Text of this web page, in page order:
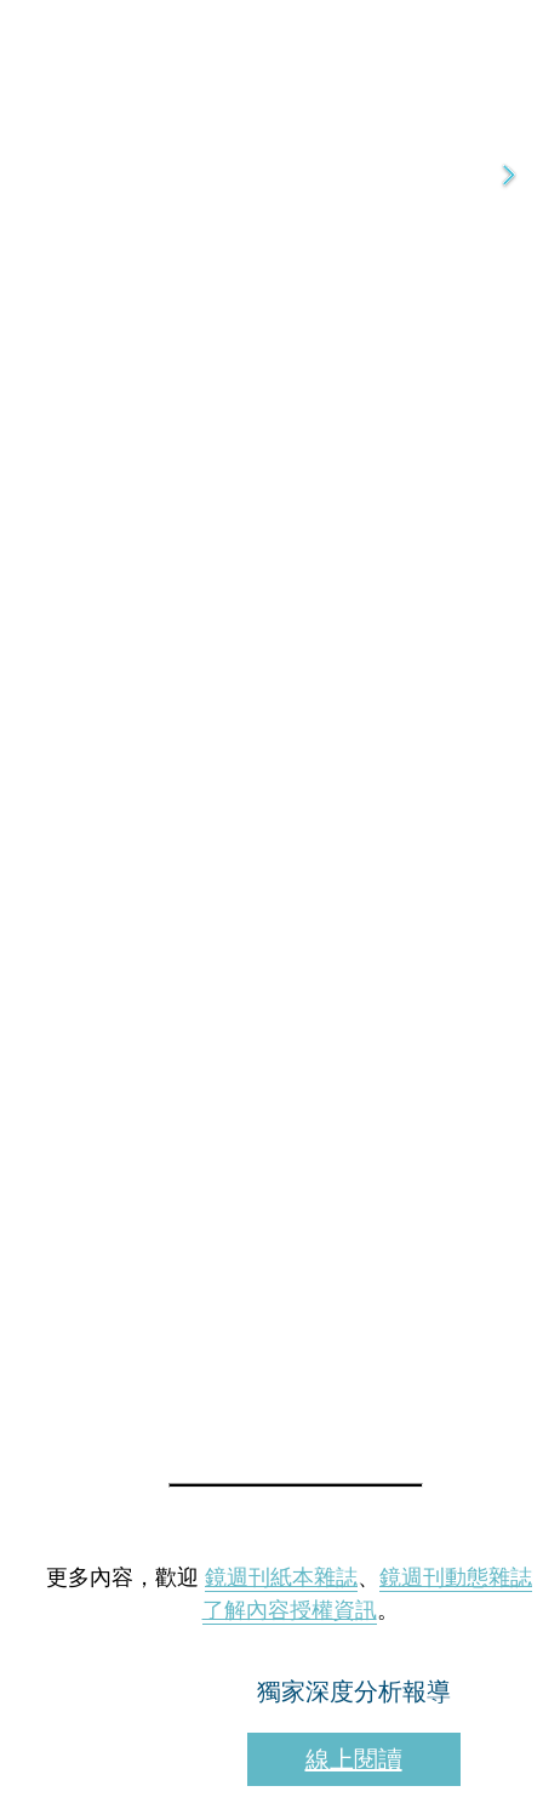
更多內容，歡迎 鏡週刊紙本雜誌、 鏡週刊動態雜誌
了解內容授權資訊。
獨家深度分析報導
線上閱讀